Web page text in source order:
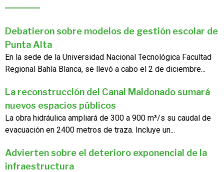
Debatieron sobre modelos de gestión escolar de
Punta Alta
En la sede de la Universidad Nacional Tecnológica Facultad
Regional Bahía Blanca, se llevó a cabo el 2 de diciembre...
La reconstrucción del Canal Maldonado sumará
nuevos espacios públicos
La obra hidráulica ampliará de 300 a 900 m³/s su caudal de
evacuación en 2400 metros de traza. Incluye un...
Advierten sobre el deterioro exponencial de la
infraestructura